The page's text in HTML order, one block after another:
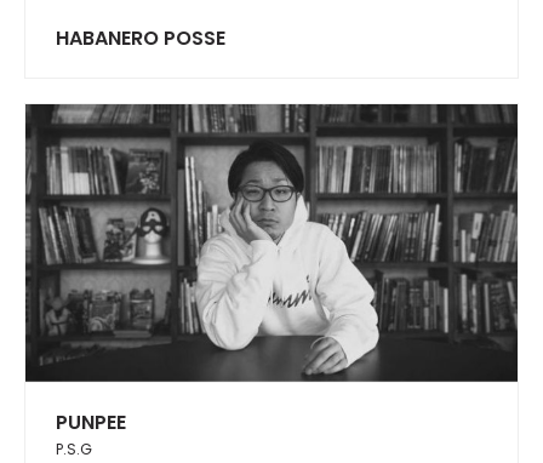
HABANERO POSSE
PUNPEE
P.S.G